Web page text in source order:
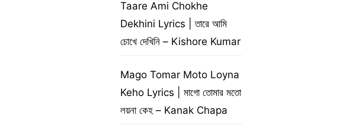
Taare Ami Chokhe
Dekhini Lyrics | তারে আমি
চোখে দেখিনি – Kishore Kumar
Mago Tomar Moto Loyna
Keho Lyrics | মাগো তোমার মতো
লয়না কেহ – Kanak Chapa